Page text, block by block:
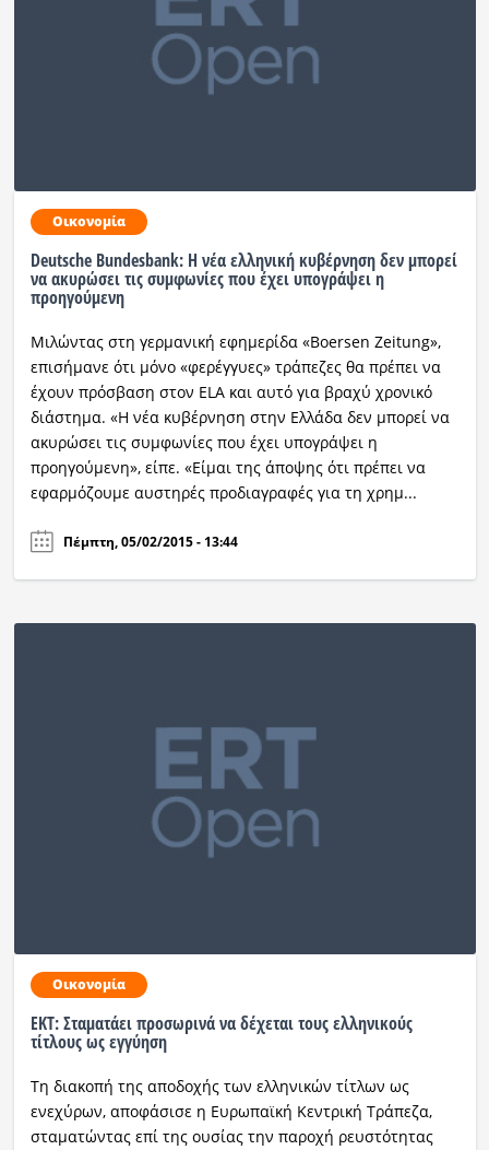
Οικονομία
Deutsche Bundesbank: Η νέα ελληνική κυβέρνηση δεν μπορεί
να ακυρώσει τις συμφωνίες που έχει υπογράψει η
προηγούμενη
Μιλώντας στη γερμανική εφημερίδα «Boersen Zeitung»,
επισήμανε ότι μόνο «φερέγγυες» τράπεζες θα πρέπει να
έχουν πρόσβαση στον ELA και αυτό για βραχύ χρονικό
διάστημα. «Η νέα κυβέρνηση στην Ελλάδα δεν μπορεί να
ακυρώσει τις συμφωνίες που έχει υπογράψει η
προηγούμενη», είπε. «Είμαι της άποψης ότι πρέπει να
εφαρμόζουμε αυστηρές προδιαγραφές για τη χρημ...
Πέμπτη, 05/02/2015 - 13:44
Οικονομία
ΕΚΤ: Σταματάει προσωρινά να δέχεται τους ελληνικούς
τίτλους ως εγγύηση
Τη διακοπή της αποδοχής των ελληνικών τίτλων ως
ενεχύρων, αποφάσισε η Ευρωπαϊκή Κεντρική Τράπεζα,
σταματώντας επί της ουσίας την παροχή ρευστότητας